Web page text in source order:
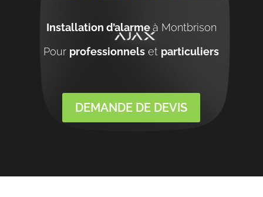
Installation d’alarmeà Montbrison
Pour professionnels et particuliers
DEMANDE DE DEVIS